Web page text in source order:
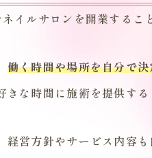
イルサロンを開業するこ
働く時間や場所を自分で
きな時間に施術を提供する
経営方針やサービス内容